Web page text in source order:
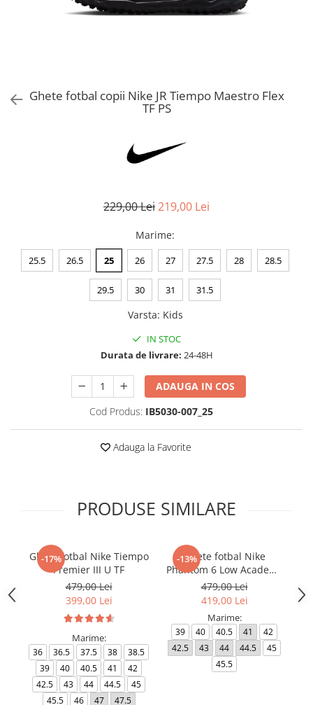
Bluze fotbal copii
Sorturi fotbal femei
Ghete fotbal copii Nike JR Tiempo Maestro Flex
TF PS
229,00 Lei219,00 Lei
Marime:
25.5 26.5 25 26 27 27.5 28 28.5
29.5 30 31 31.5
Varsta: Kids
IN STOC
Durata de livrare: 24-48H
ADAUGA IN COS
Cod Produs: IB5030-007_25
Adauga la Favorite
PRODUSE SIMILARE
-17%
Ghete fotbal Nike Tiempo
Premier III U TF
479,00 Lei
399,00 Lei
Marime:
36 36.5 37.5 38
38.5
39
40 40.5 41
42
42.5
43 44 44.5
45
45.5
46 47 47.5
-13%
Ghete fotbal Nike
Phantom 6 Low Academy
TF NU3
479,00 Lei
419,00 Lei
Marime:
39 40 40.5 41
42
42.5
43 44 44.5
45
45.5